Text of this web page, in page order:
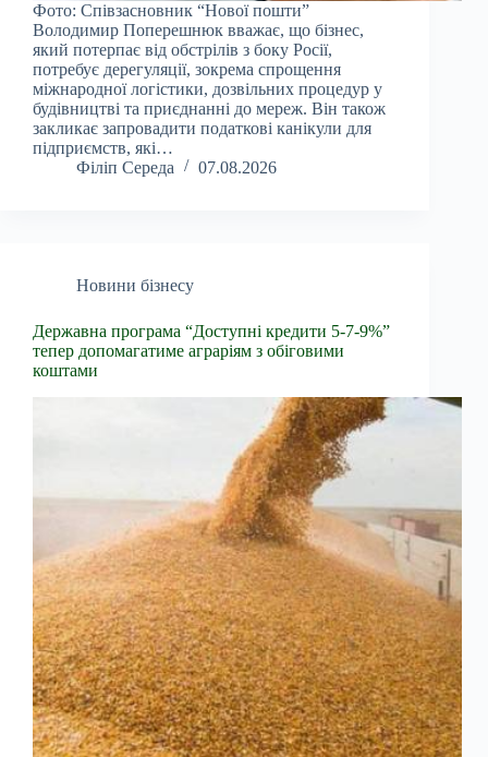
Фото: Співзасновник “Нової пошти”
Володимир Поперешнюк вважає, що бізнес,
який потерпає від обстрілів з боку Росії,
потребує дерегуляції, зокрема спрощення
міжнародної логістики, дозвільних процедур у
будівництві та приєднанні до мереж. Він також
закликає запровадити податкові канікули для
підприємств, які…
Філіп Середа
07.08.2026
Новини бізнесу
Державна програма “Доступні кредити 5-7-9%”
тепер допомагатиме аграріям з обіговими
коштами